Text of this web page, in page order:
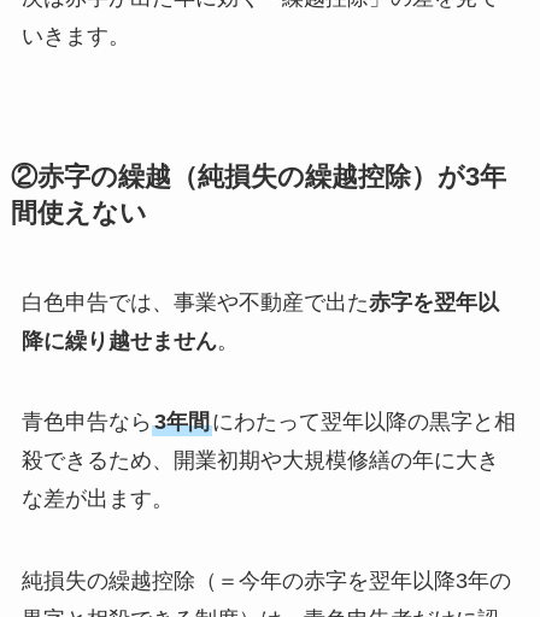
いきます。
②赤字の繰越（純損失の繰越控除）が3年
間使えない
白色申告では、事業や不動産で出た赤字を翌年以
降に繰り越せません。
青色申告なら 3年間にわたって翌年以降の黒字と相
殺できるため、開業初期や大規模修繕の年に大き
な差が出ます。
純損失の繰越控除（＝今年の赤字を翌年以降3年の